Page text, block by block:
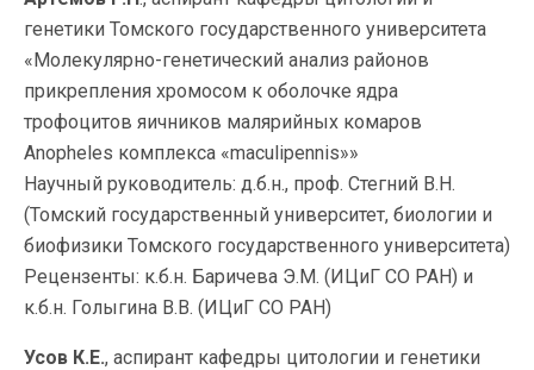
генетики Томского государственного университета
«Молекулярно-генетический анализ районов
прикрепления хромосом к оболочке ядра
трофоцитов яичников малярийных комаров
Anopheles комплекса «maculipennis»»
Научный руководитель: д.б.н., проф. Стегний В.Н.
(Томский государственный университет, биологии и
биофизики Томского государственного университета)
Рецензенты: к.б.н. Баричева Э.М. (ИЦиГ СО РАН) и
к.б.н. Голыгина В.В. (ИЦиГ СО РАН)
Усов К.Е., аспирант кафедры цитологии и генетики